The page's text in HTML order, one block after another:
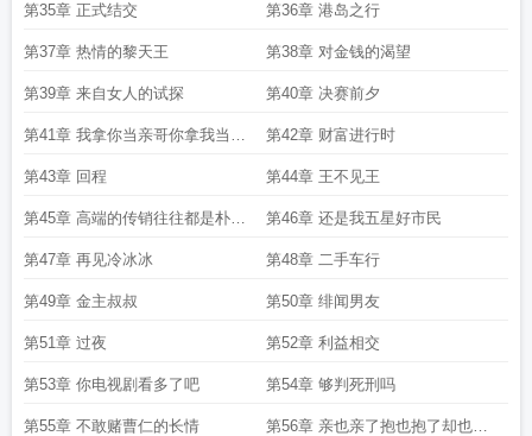
第35章 正式结交 第36章 港岛之行
第37章 热情的黎天王 第38章 对金钱的渴望
第39章 来自女人的试探 第40章 决赛前夕
第41章 我拿你当亲哥你拿我当表
弟
第42章 财富进行时
第43章 回程 第44章 王不见王
第45章 高端的传销往往都是朴素
的方式
第46章 还是我五星好市民
第47章 再见冷冰冰 第48章 二手车行
第49章 金主叔叔 第50章 绯闻男友
第51章 过夜 第52章 利益相交
第53章 你电视剧看多了吧 第54章 够判死刑吗
第55章 不敢赌曹仁的长情 第56章 亲也亲了抱也抱了却也分